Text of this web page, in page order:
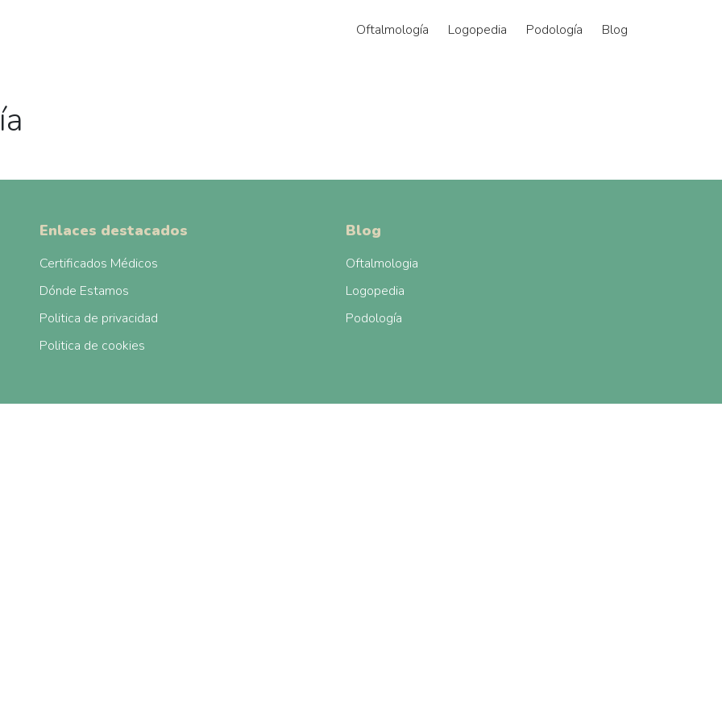
Oftalmología Logopedia Podología Blog
Enlaces destacados
Certificados Médicos
Dónde Estamos
Politica de privacidad
Politica de cookies
Blog
Oftalmologia
Logopedia
Podología